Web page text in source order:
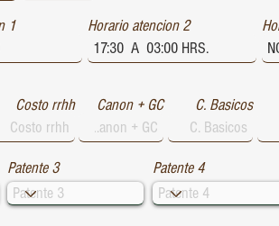
1 Horario atencion 2
Costo rrhh Canon + GC C. Basicos
Patente 3 Patente 4